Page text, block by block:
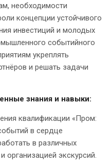
необходимости
концепции устойчивого
инвестиций и молодых
событийного
укреплять
и решать задачи
знания и навыки:
квалификации «Пром:
в сердце
в различных
организацией экскурсий.